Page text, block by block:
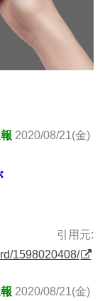
2020/08/21(金)
引用元:
1598020408/
2020/08/21(金)